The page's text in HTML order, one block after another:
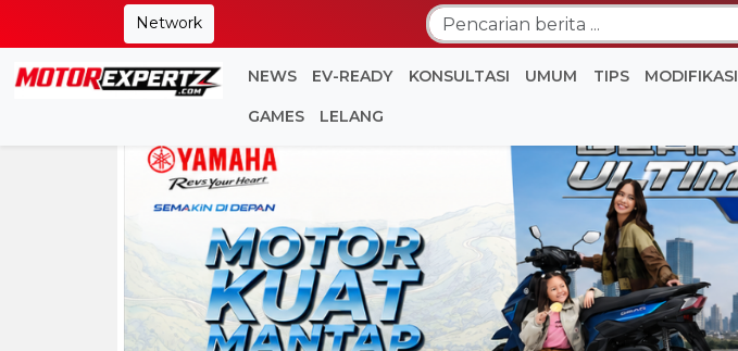
Network
NEWS EV-READY KONSULTASI UMUM TIPS MODIFIKASI
GAMES LELANG